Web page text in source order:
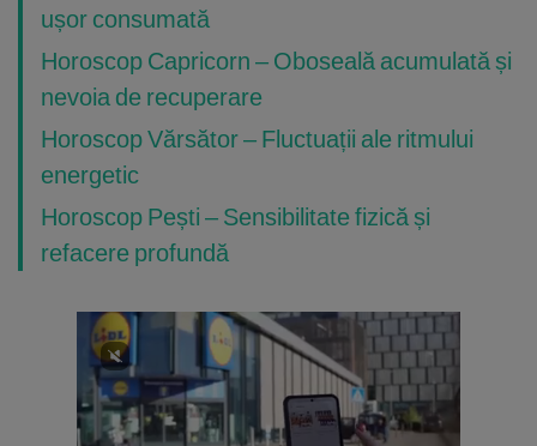
ușor consumată
Horoscop Capricorn – Oboseală acumulată și
nevoia de recuperare
Horoscop Vărsător – Fluctuații ale ritmului
energetic
Horoscop Pești – Sensibilitate fizică și
refacere profundă